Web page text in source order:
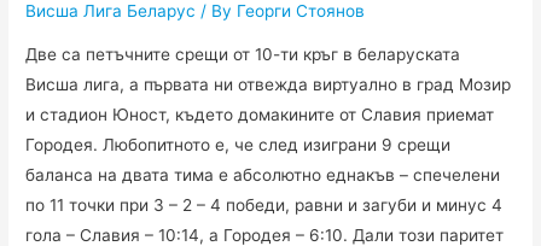
Висша Лига Беларус / By Георги Стоянов
Две са петъчните срещи от 10-ти кръг в беларуската
Висша лига, а първата ни отвежда виртуално в град Мозир
и стадион Юност, където домакините от Славия приемат
Городея. Любопитното е, че след изиграни 9 срещи
баланса на двата тима е абсолютно еднакъв – спечелени
по 11 точки при 3 – 2 – 4 победи, равни и загуби и минус 4
гола – Славия – 10:14, а Городея – 6:10. Дали този паритет